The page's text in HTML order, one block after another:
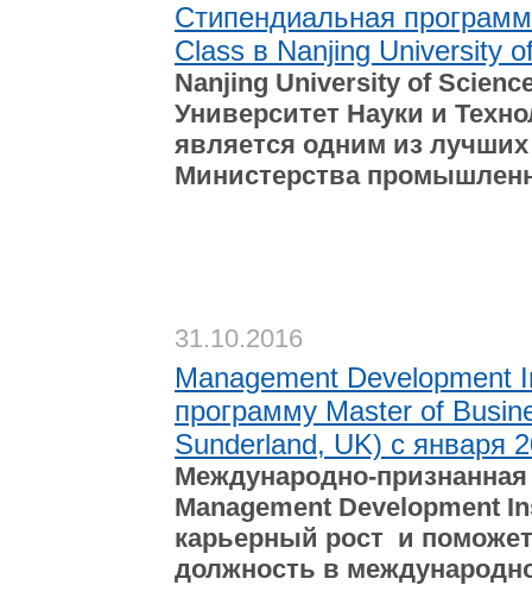
Стипендиальная
Class в Nanjing University
Nanjing University of
Университет Науки и
является одним из
Министерства
31.10.2016
Management Development
программу Master of
Sunderland, UK) с января
Международно-
Management Development
карьерный рост и
должность в